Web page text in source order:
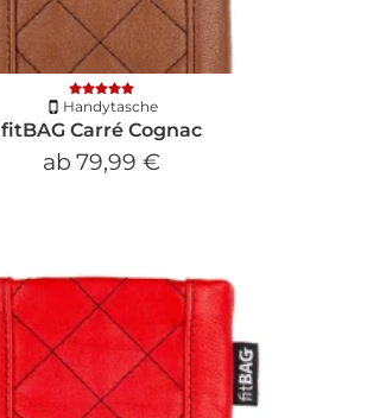
Handytasche
fitBAG Carré Cognac
ab 79,99 €